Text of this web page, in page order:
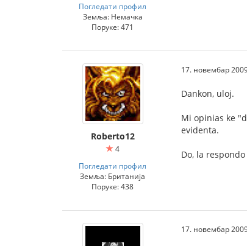
Погледати профил
Земља: Немачка
Поруке: 471
Roberto12
4
Погледати профил
Земља: Британија
Поруке: 438
17. новембар
Dankon, uloj.
Mi opinias ke
evidenta.
Do, la
17. новембар